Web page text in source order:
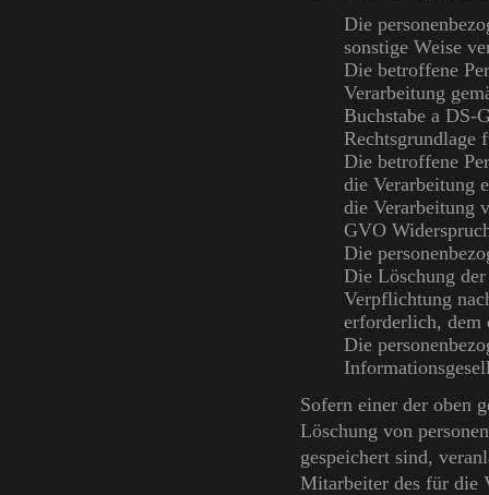
Die
sonstige Weise
Die betroffene
Verarbeitung
Buchstabe a DS-
Rechtsgrundlage
Die betroffene
die Verarbeitung
die Verarbeitung
GVO
Die
Die Löschung
Verpflichtung
erforderlich, dem
Die
Sofern einer der oben
Löschung von
gespeichert sind,
Mitarbeiter des für die